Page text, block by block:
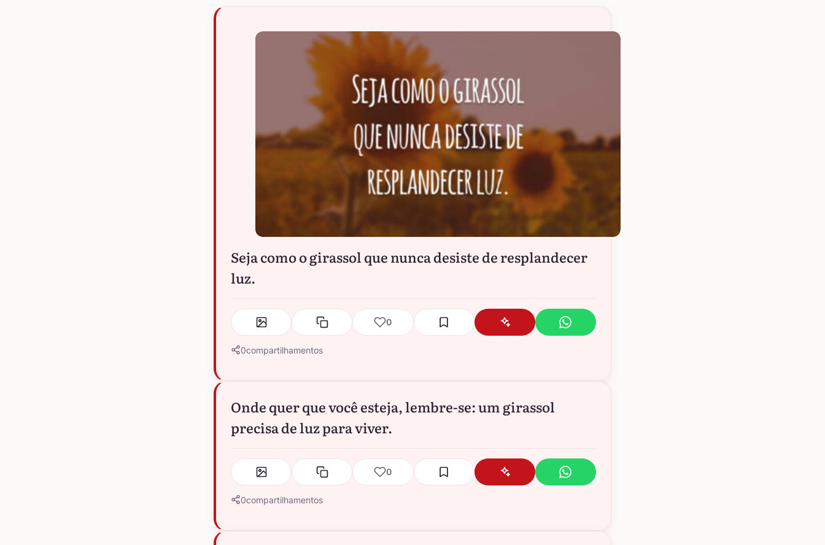
Seja como o girassol que nunca desiste de resplandecer
luz.
0
0compartilhamentos
Onde quer que você esteja, lembre-se: um girassol
precisa de luz para viver.
0
0compartilhamentos